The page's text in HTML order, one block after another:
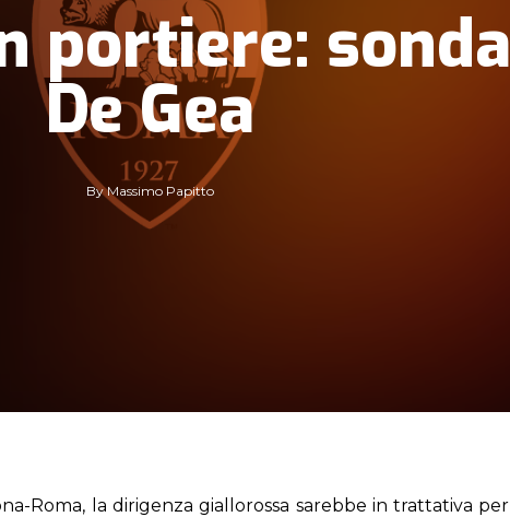
portiere:
De Gea
ByMassimo Papitto
Roma, la dirigenza giallorossa sarebbe in trattativa per